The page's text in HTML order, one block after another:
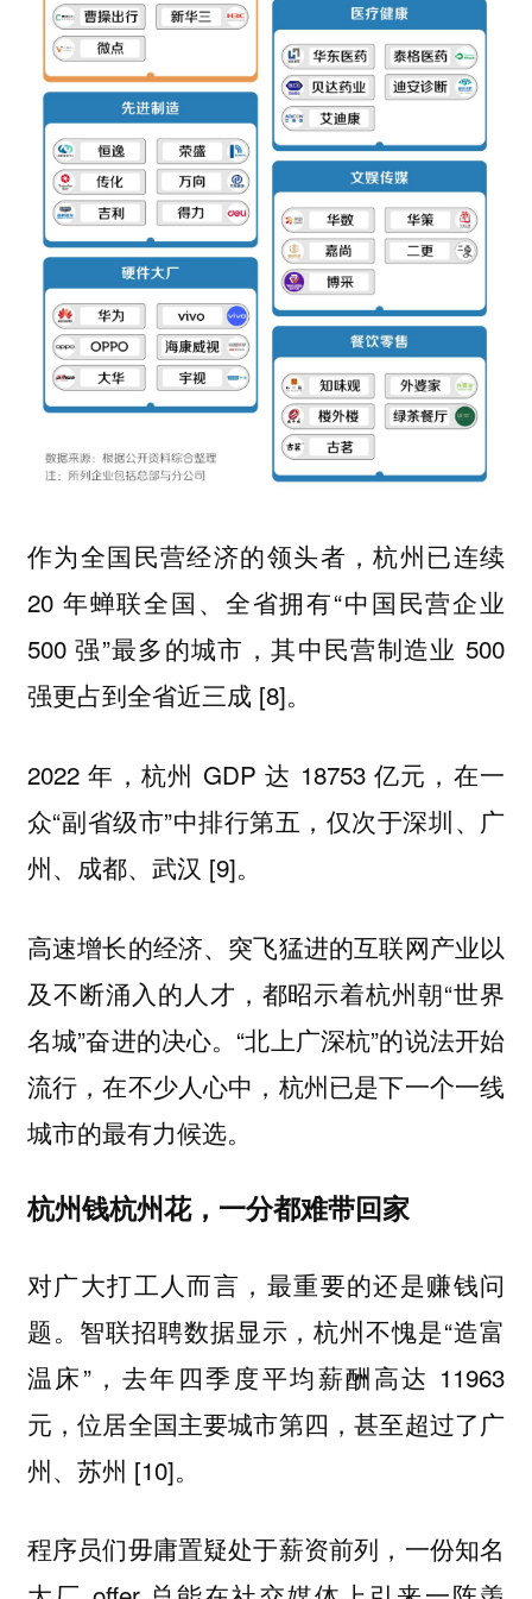
作为全国民营经济的领头者，杭州已连续
20 年蝉联全国、全省拥有“中国民营企业
500 强”最多的城市，其中民营制造业 500
强更占到全省近三成 [8]。
2022 年，杭州 GDP 达 18753 亿元，在一
众“副省级市”中排行第五，仅次于深圳、广
州、成都、武汉 [9]。
高速增长的经济、突飞猛进的互联网产业以
及不断涌入的人才，都昭示着杭州朝“世界
名城”奋进的决心。“北上广深杭”的说法开始
流行，在不少人心中，杭州已是下一个一线
城市的最有力候选。
杭州钱杭州花，一分都难带回家
对广大打工人而言，最重要的还是赚钱问
题。智联招聘数据显示，杭州不愧是“造富
温床”，去年四季度平均薪酬高达 11963
元，位居全国主要城市第四，甚至超过了广
州、苏州 [10]。
程序员们毋庸置疑处于薪资前列，一份知名